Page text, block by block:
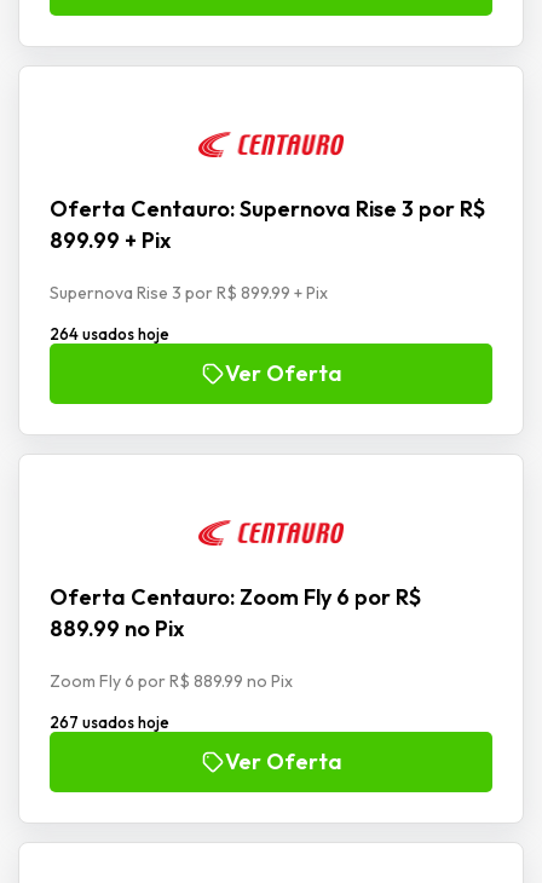
Oferta Centauro: Supernova Rise 3 por R$
899.99 + Pix
Supernova Rise 3 por R$ 899.99 + Pix
264 usados hoje
Ver Oferta
Oferta Centauro: Zoom Fly 6 por R$
889.99 no Pix
Zoom Fly 6 por R$ 889.99 no Pix
267 usados hoje
Ver Oferta